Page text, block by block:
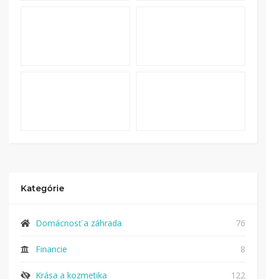
Kategórie
Domácnosť a záhrada 76
Financie 8
Krása a kozmetika 122